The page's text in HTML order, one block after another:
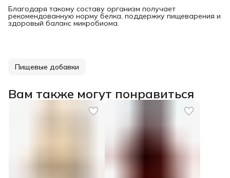
Благодаря такому составу организм получает
рекомендованную норму белка, поддержку пищеварения и
здоровый баланс микробиома.
Пищевые добавки
Вам также могут понравиться